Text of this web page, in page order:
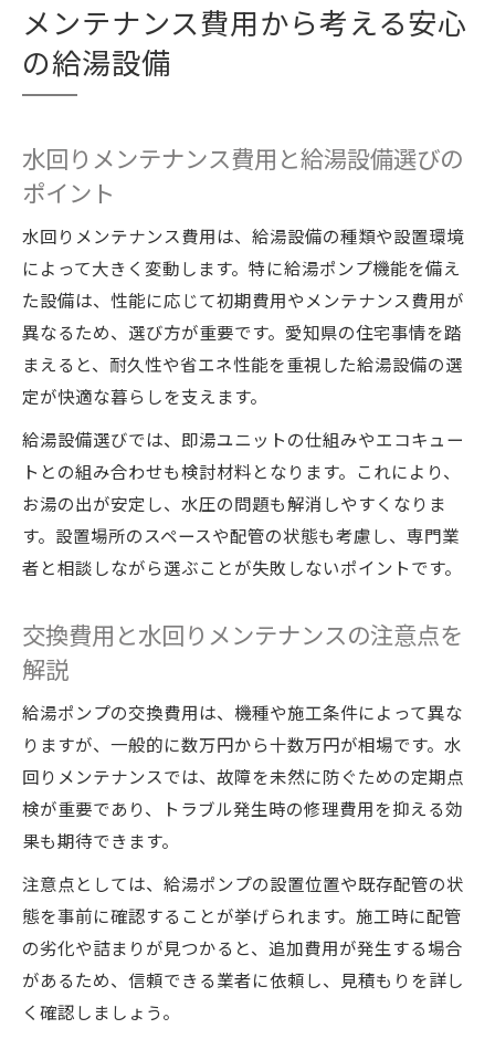
メンテナンス費用から考える安心
の給湯設備
水回りメンテナンス費用と給湯設備選びの
ポイント
水回りメンテナンス費用は、給湯設備の種類や設置環境
によって大きく変動します。特に給湯ポンプ機能を備え
た設備は、性能に応じて初期費用やメンテナンス費用が
異なるため、選び方が重要です。愛知県の住宅事情を踏
まえると、耐久性や省エネ性能を重視した給湯設備の選
定が快適な暮らしを支えます。
給湯設備選びでは、即湯ユニットの仕組みやエコキュー
トとの組み合わせも検討材料となります。これにより、
お湯の出が安定し、水圧の問題も解消しやすくなりま
す。設置場所のスペースや配管の状態も考慮し、専門業
者と相談しながら選ぶことが失敗しないポイントです。
交換費用と水回りメンテナンスの注意点を
解説
給湯ポンプの交換費用は、機種や施工条件によって異な
りますが、一般的に数万円から十数万円が相場です。水
回りメンテナンスでは、故障を未然に防ぐための定期点
検が重要であり、トラブル発生時の修理費用を抑える効
果も期待できます。
注意点としては、給湯ポンプの設置位置や既存配管の状
態を事前に確認することが挙げられます。施工時に配管
の劣化や詰まりが見つかると、追加費用が発生する場合
があるため、信頼できる業者に依頼し、見積もりを詳し
く確認しましょう。